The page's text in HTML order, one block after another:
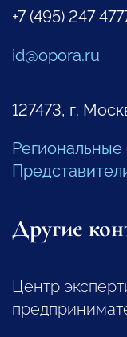
+7 (495) 247
id@opora.ru
127473, г.
Региональные
Другие
Центр